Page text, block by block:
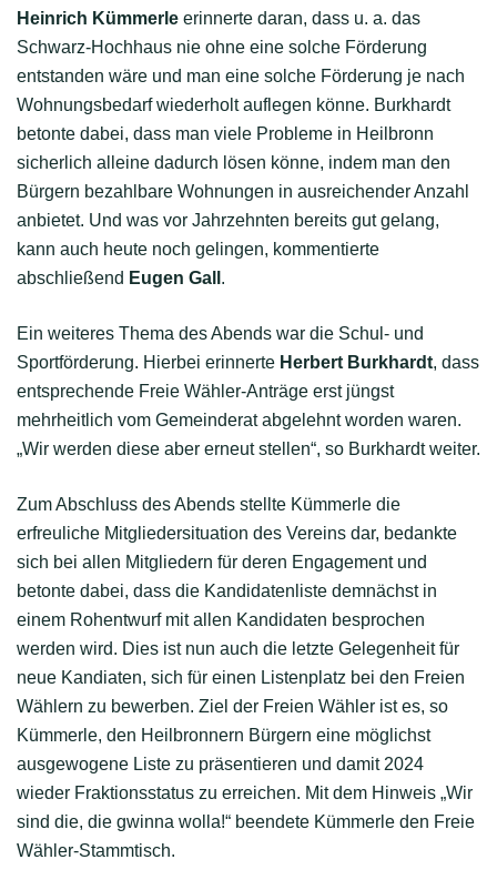
Heinrich Kümmerle erinnerte daran, dass u. a. das
Schwarz-Hochhaus nie ohne eine solche Förderung
entstanden wäre und man eine solche Förderung je nach
Wohnungsbedarf wiederholt auflegen könne. Burkhardt
betonte dabei, dass man viele Probleme in Heilbronn
sicherlich alleine dadurch lösen könne, indem man den
Bürgern bezahlbare Wohnungen in ausreichender Anzahl
anbietet. Und was vor Jahrzehnten bereits gut gelang,
kann auch heute noch gelingen, kommentierte
abschließend Eugen Gall .
Ein weiteres Thema des Abends war die Schul- und
Sportförderung. Hierbei erinnerte Herbert Burkhardt, dass
entsprechende Freie Wähler-Anträge erst jüngst
mehrheitlich vom Gemeinderat abgelehnt worden waren.
„Wir werden diese aber erneut stellen“, so Burkhardt weiter.
Zum Abschluss des Abends stellte Kümmerle die
erfreuliche Mitgliedersituation des Vereins dar, bedankte
sich bei allen Mitgliedern für deren Engagement und
betonte dabei, dass die Kandidatenliste demnächst in
einem Rohentwurf mit allen Kandidaten besprochen
werden wird. Dies ist nun auch die letzte Gelegenheit für
neue Kandiaten, sich für einen Listenplatz bei den Freien
Wählern zu bewerben. Ziel der Freien Wähler ist es, so
Kümmerle, den Heilbronnern Bürgern eine möglichst
ausgewogene Liste zu präsentieren und damit 2024
wieder Fraktionsstatus zu erreichen. Mit dem Hinweis „Wir
sind die, die gwinna wolla!“ beendete Kümmerle den Freie
Wähler-Stammtisch.